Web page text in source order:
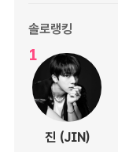
솔로랭킹
1
진 (JIN)